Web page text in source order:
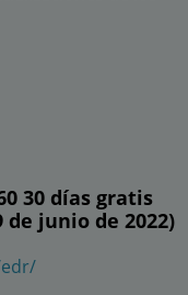
30 días gratis
de junio de 2022)